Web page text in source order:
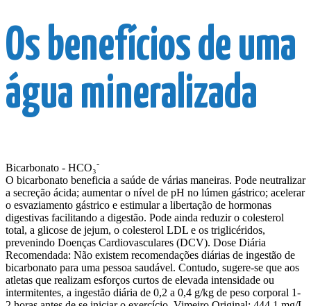
Os benefícios de uma
água mineralizada
Bicarbonato - HCO₃-
O bicarbonato beneficia a saúde de várias maneiras. Pode neutralizar
a secreção ácida; aumentar o nível de pH no lúmen gástrico; acelerar
o esvaziamento gástrico e estimular a libertação de hormonas
digestivas facilitando a digestão. Pode ainda reduzir o colesterol
total, a glicose de jejum, o colesterol LDL e os triglicéridos,
prevenindo Doenças Cardiovasculares (DCV). Dose Diária
Recomendada: Não existem recomendações diárias de ingestão de
bicarbonato para uma pessoa saudável. Contudo, sugere-se que aos
atletas que realizam esforços curtos de elevada intensidade ou
intermitentes, a ingestão diária de 0,2 a 0,4 g/kg de peso corporal 1-